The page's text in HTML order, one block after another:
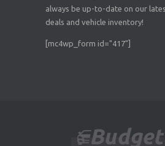
always be up-to-date on our
deals and vehicle inventory!
[mc4wp_form id="417"]